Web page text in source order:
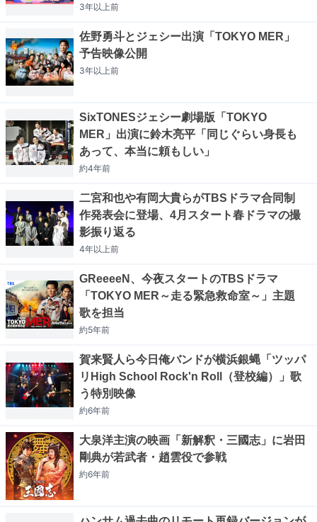
3年以上前
佐野勇斗とジェシー出演「TOKYO MER」
予告映像公開
3年以上前
SixTONESジェシー劇場版「TOKYO
MER」出演に鈴木亮平「同じぐらい身長も
あって、本当に頼もしい」
約4年前
二宮和也や有岡大貴らがTBSドラマ合同制
作発表会に登場、4月スタート春ドラマの撮
影振り返る
4年以上前
GReeeeN、今夜スタートのTBSドラマ
「TOKYO MER～走る緊急救命室～」主題
歌を担当
約5年前
賀来賢人ら今日俺バンドが横浜銀蝿「ツッパ
リHigh School Rock'n Roll（登校編）」歌
う特別映像
約6年前
大泉洋主演の映画「新解釈・三國志」に岩田
剛典が若武者・趙雲役で参戦
約6年前